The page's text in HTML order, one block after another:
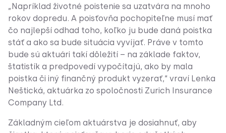
„Napríklad životné poistenie sa uzatvára na mnoho
rokov dopredu. A poisťovňa pochopiteľne musí mať
čo najlepší odhad toho, koľko ju bude daná poistka
stáť a ako sa bude situácia vyvíjať. Práve v tomto
bude sú aktuári takí dôležití – na základe faktov,
štatistík a predpovedí vypočítajú, ako by mala
poistka či iný finančný produkt vyzerať,“ vraví Lenka
Neštická, aktuárka zo spoločnosti Zurich Insurance
Company Ltd.
Základným cieľom aktuárstva je dosiahnuť, aby